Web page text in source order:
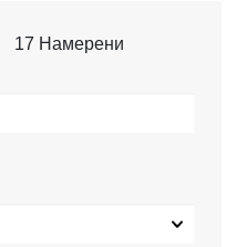
17 Намерени